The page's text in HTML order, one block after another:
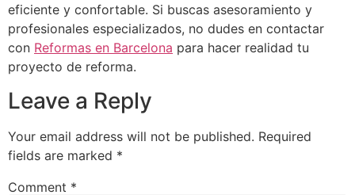
eficiente y confortable. Si buscas asesoramiento y
profesionales especializados, no dudes en contactar
con Reformas en Barcelona para hacer realidad tu
proyecto de reforma.
Leave a Reply
Your email address will not be published. Required
fields are marked *
Comment *